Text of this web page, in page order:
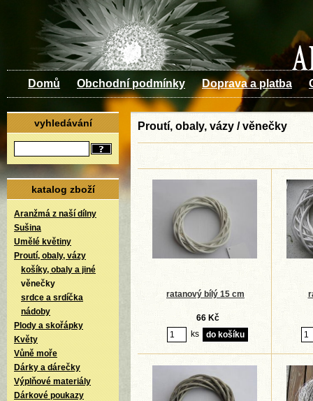
Domů Obchodní podmínky Doprava a platba
vyhledávání
katalog zboží
Aranžmá z naší dílny
Sušina
Umělé květiny
Proutí, obaly, vázy
košíky, obaly a jiné
věnečky
srdce a srdíčka
nádoby
Plody a skořápky
Květy
Vůně moře
Dárky a dárečky
Výplňové materiály
Dárkové poukazy
Proutí, obaly, vázy / věnečky
ratanový bílý 15 cm
66 Kč
ks